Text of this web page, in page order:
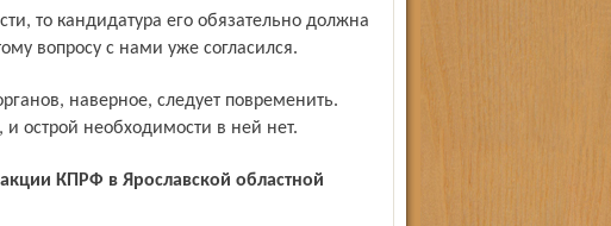
вопросу с нами уже согласился.
и острой необходимости в ней нет.